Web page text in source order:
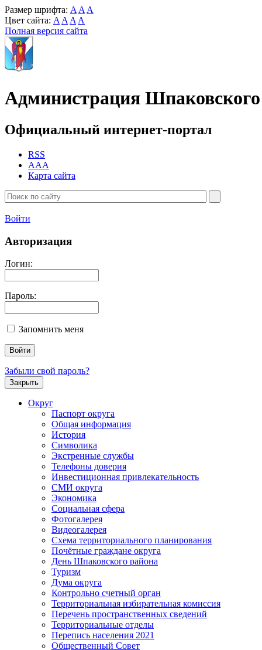
Размер шрифта: A A A
Цвет сайта: A A A A
Полная версия сайта
Администрация
Официальный интернет-портал
RSS
AAA
Карта сайта
Войти
Авторизация
Логин:
Пароль:
Запомнить меня
Забыли свой пароль?
Закрыть
Округ
Паспорт округа
Общая информация
История
Символика
Экстренные службы
Телефоны доверия
Инвестиционная привлекательность
СМИ округа
Экономика
Социальная сфера
Фотогалерея
Видеогалерея
Схема территориального планирования
Почётные граждане округа
День Шпаковского района
Туризм
Дума округа
Контрольно счетный орган
Территориальная избирательная комиссия
Перечень пространственных сведений
Территориальные отделы
Перепись населения 2021
Общественный Совет